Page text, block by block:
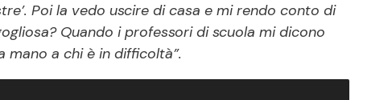
Poi la vedo uscire di casa e mi rendo conto di
Quando i professori di scuola mi dicono
mano a chi è in difficoltà”.